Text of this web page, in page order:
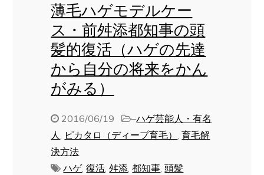
薄毛ハゲモデルケー
ス・前舛添都知事の頭
髪的復活（ハゲの先達
から自分の将来をかん
がみる）
2016/06/19 –ハゲ芸能人・有名
人, ピカタロ（ディープ育毛）,育毛解
決方法
ハゲ,復活,舛添,都知事,頭髪